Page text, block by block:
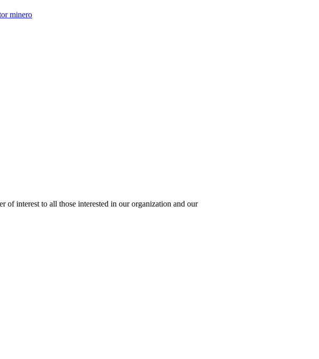
of interest to all those interested in our organization and our